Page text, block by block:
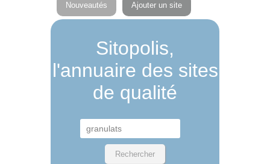
Nouveautés Ajouter un site
Sitopolis,
l'annuaire des sites
de qualité